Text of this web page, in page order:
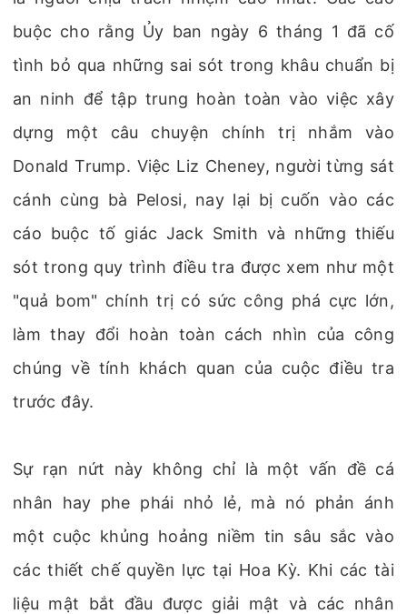
buộc cho rằng Ủy ban ngày 6 tháng 1 đã cố
tình bỏ qua những sai sót trong khâu chuẩn bị
an ninh để tập trung hoàn toàn vào việc xây
dựng một câu chuyện chính trị nhắm vào
Donald Trump. Việc Liz Cheney, người từng sát
cánh cùng bà Pelosi, nay lại bị cuốn vào các
cáo buộc tố giác Jack Smith và những thiếu
sót trong quy trình điều tra được xem như một
"quả bom" chính trị có sức công phá cực lớn,
làm thay đổi hoàn toàn cách nhìn của công
chúng về tính khách quan của cuộc điều tra
trước đây.
Sự rạn nứt này không chỉ là một vấn đề cá
nhân hay phe phái nhỏ lẻ, mà nó phản ánh
một cuộc khủng hoảng niềm tin sâu sắc vào
các thiết chế quyền lực tại Hoa Kỳ. Khi các tài
liệu mật bắt đầu được giải mật và các nhân